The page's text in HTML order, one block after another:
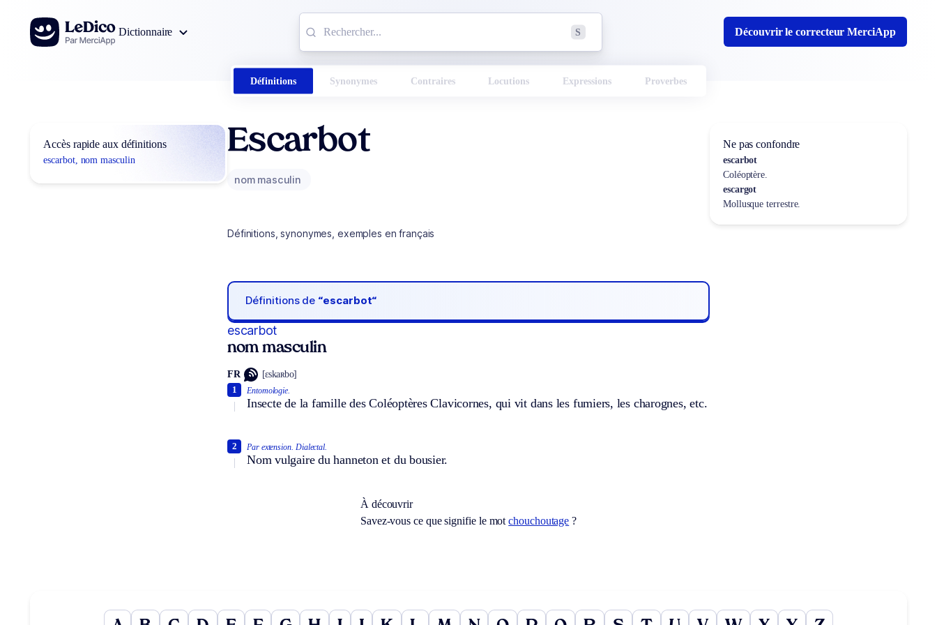
Aller au contenu
Dictionnaire
S Découvrir le correcteur MerciApp
Définitions Synonymes Contraires Locutions Expressions Proverbes
Accès rapide aux définitions
escarbot, nom masculin
Escarbot
nom masculin
Définitions, synonymes, exemples en français
Définitions de “escarbot“
escarbot
nom masculin
FR [ɛskaʀbo]
Entomologie.
Insecte de la famille des Coléoptères Clavicornes, qui vit dans les fumiers, les charognes, etc.
1
Par extension. Dialectal.
Nom vulgaire du hanneton et du bousier.
2
À découvrir
Savez-vous ce que signifie le motchouchoutage ?
Ne pas confondre
escarbot
Coléoptère.
escargot
Mollusque terrestre.